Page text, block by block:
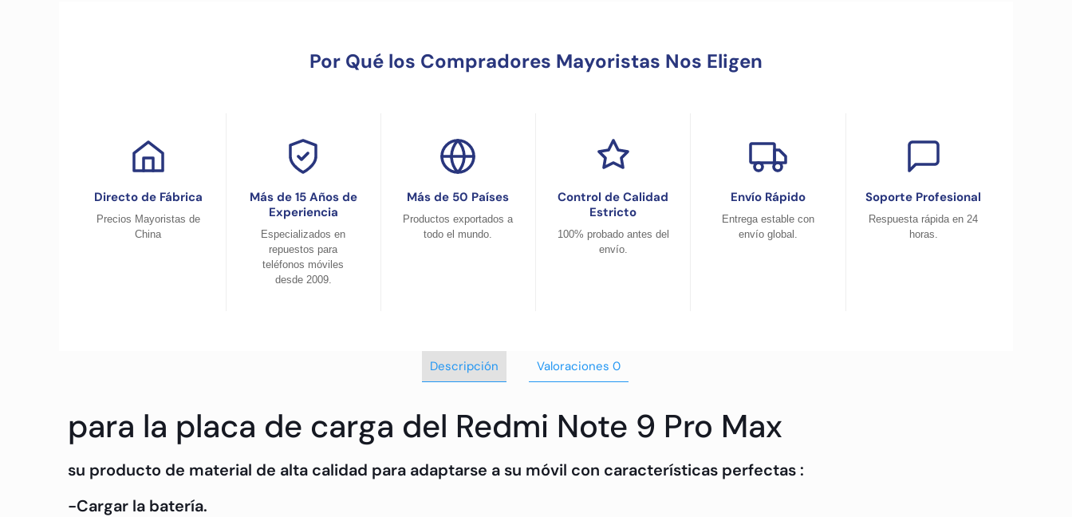
Por Qué los Compradores Mayoristas Nos Eligen
Directo de Fábrica
Precios Mayoristas de
China
Más de 15 Años de
Experiencia
Especializados en
repuestos para
teléfonos móviles
desde 2009.
Más de 50 Países
Productos exportados a
todo el mundo.
Control de Calidad
Estricto
100% probado antes del
envío.
Envío Rápido
Entrega estable con
envío global.
Soporte Profesional
Respuesta rápida en 24
horas.
Descripción Valoraciones 0
para la placa de carga del Redmi Note 9 Pro Max
su producto de material de alta calidad para adaptarse a su móvil con características perfectas :
-Cargar la batería.